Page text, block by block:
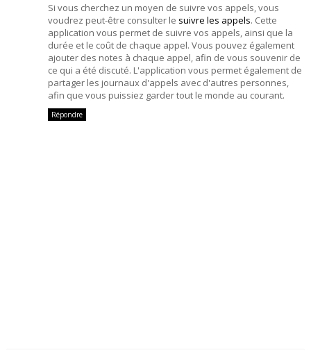
Si vous cherchez un moyen de suivre vos appels, vous
voudrez peut-être consulter le suivre les appels. Cette
application vous permet de suivre vos appels, ainsi que la
durée et le coût de chaque appel. Vous pouvez également
ajouter des notes à chaque appel, afin de vous souvenir de
ce qui a été discuté. L'application vous permet également de
partager les journaux d'appels avec d'autres personnes,
afin que vous puissiez garder tout le monde au courant.
Répondre